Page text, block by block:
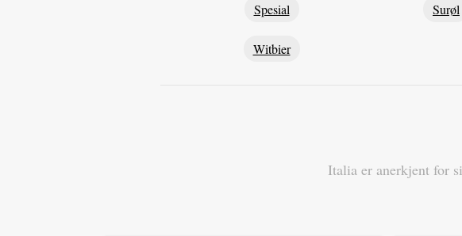
Spesial Surøl
Witbier
Italia er anerkjent for